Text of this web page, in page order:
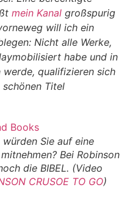
mein Kanal großspurig
will ich ein
Nicht alle Werke,
habe und in
qualifizieren sich
Titel
würden Sie auf eine
Bei Robinson
die BIBEL. (Video
CRUSOE TO GO)